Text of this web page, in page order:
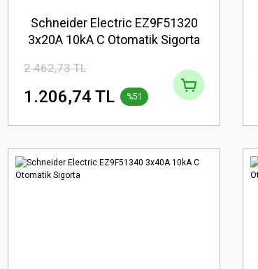
Schneider Electric EZ9F51320
3x20A 10kA C Otomatik Sigorta
2.462,73 TL
1.206,74 TL %51